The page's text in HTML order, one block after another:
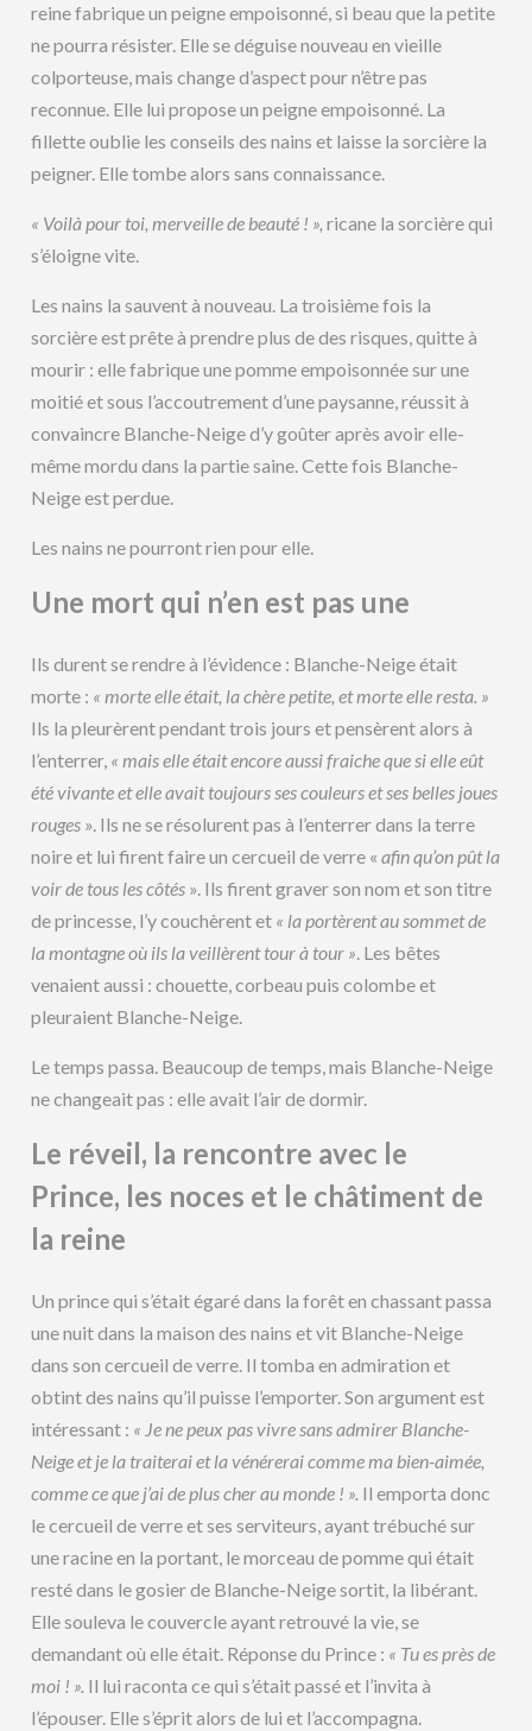
reine fabrique un peigne empoisonné, si beau que la petite
ne pourra résister. Elle se déguise nouveau en vieille
colporteuse, mais change d’aspect pour n’être pas
reconnue. Elle lui propose un peigne empoisonné. La
fillette oublie les conseils des nains et laisse la sorcière la
peigner. Elle tombe alors sans connaissance.
« Voilà pour toi, merveille de beauté ! »,ricane la sorcière qui
s’éloigne vite.
Les nains la sauvent à nouveau. La troisième fois la
sorcière est prête à prendre plus de des risques, quitte à
mourir : elle fabrique une pomme empoisonnée sur une
moitié et sous l’accoutrement d’une paysanne, réussit à
convaincre Blanche-Neige d’y goûter après avoir elle-
même mordu dans la partie saine. Cette fois Blanche-
Neige est perdue.
Les nains ne pourront rien pour elle.
Une mort qui n’en est pas une
Ils durent se rendre à l’évidence : Blanche-Neige était
morte : « morte elle était, la chère petite, et morte elle resta. »
Ils la pleurèrent pendant trois jours et pensèrent alors à
l’enterrer, « mais elle était encore aussi fraiche que si elle eût
été vivante et elle avait toujours ses couleurs et ses belles joues
rouges ». Ils ne se résolurent pas à l’enterrer dans la terre
noire et lui firent faire un cercueil de verre «afin qu’on pût la
voir de tous les côtés ». Ils firent graver son nom et son titre
de princesse, l’y couchèrent et « la portèrent au sommet de
la montagne où ils la veillèrent tour à tour ». Les bêtes
venaient aussi : chouette, corbeau puis colombe et
pleuraient Blanche-Neige.
Le temps passa. Beaucoup de temps, mais Blanche-Neige
ne changeait pas : elle avait l’air de dormir.
Le réveil, la rencontre avec le
Prince, les noces et le châtiment de
la reine
Un prince qui s’était égaré dans la forêt en chassant passa
une nuit dans la maison des nains et vit Blanche-Neige
dans son cercueil de verre. Il tomba en admiration et
obtint des nains qu’il puisse l’emporter. Son argument est
intéressant : « Je ne peux pas vivre sans admirer Blanche-
Neige et je la traiterai et la vénérerai comme ma bien-aimée,
comme ce que j’ai de plus cher au monde ! ». Il emporta donc
le cercueil de verre et ses serviteurs, ayant trébuché sur
une racine en la portant, le morceau de pomme qui était
resté dans le gosier de Blanche-Neige sortit, la libérant.
Elle souleva le couvercle ayant retrouvé la vie, se
demandant où elle était. Réponse du Prince : « Tu es près de
moi ! ». Il lui raconta ce qui s’était passé et l’invita à
l’épouser. Elle s’éprit alors de lui et l’accompagna.